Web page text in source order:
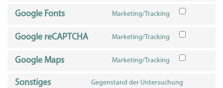
Google Fonts Marketing/Tracking
Google reCAPTCHA Marketing/Tracking
Google Maps Marketing/Tracking
Sonstiges Gegenstand der Untersuchung